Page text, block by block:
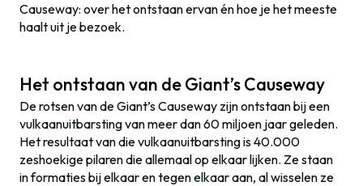
Causeway: over het ontstaan ervan én hoe je het meeste
haalt uit je bezoek.
Het ontstaan van de Giant’s Causeway
De rotsen van de Giant’s Causeway zijn ontstaan bij een
vulkaanuitbarsting van meer dan 60 miljoen jaar geleden.
Het resultaat van die vulkaanuitbarsting is 40.000
zeshoekige pilaren die allemaal op elkaar lijken. Ze staan
in formaties bij elkaar en tegen elkaar aan, al wisselen ze